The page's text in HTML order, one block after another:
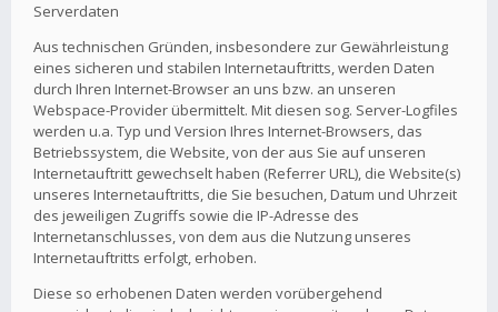
Serverdaten
Aus technischen Gründen, insbesondere zur Gewährleistung
eines sicheren und stabilen Internetauftritts, werden Daten
durch Ihren Internet-Browser an uns bzw. an unseren
Webspace-Provider übermittelt. Mit diesen sog. Server-Logfiles
werden u.a. Typ und Version Ihres Internet-Browsers, das
Betriebssystem, die Website, von der aus Sie auf unseren
Internetauftritt gewechselt haben (Referrer URL), die Website(s)
unseres Internetauftritts, die Sie besuchen, Datum und Uhrzeit
des jeweiligen Zugriffs sowie die IP-Adresse des
Internetanschlusses, von dem aus die Nutzung unseres
Internetauftritts erfolgt, erhoben.
Diese so erhobenen Daten werden vorübergehend